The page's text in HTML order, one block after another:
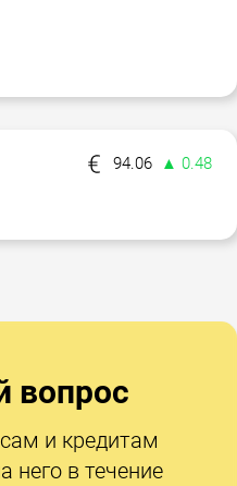
94.06
▲ 0.48
вопрос
и кредитам
него в течение